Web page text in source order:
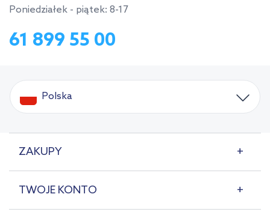
Poniedziałek - piątek: 8-17
61 899 55 00
Polska
ZAKUPY
TWOJE KONTO